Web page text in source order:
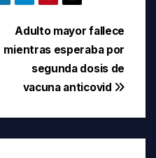
Adulto mayor fallece
mientras esperaba por
segunda dosis de
vacuna anticovid